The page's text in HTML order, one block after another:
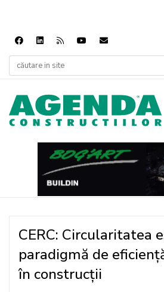
CERC: Circularitatea
paradigmă de
în construcții